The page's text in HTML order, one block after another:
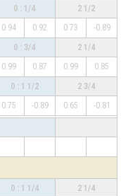
0 : 1/4
2 1/2
0.94
0.92 0.73 -0.89
0 : 3/4
2 1/4
0.99
0.87 0.99 0.85
0 : 1 1/2
2 3/4
0.75
-0.89 0.65 -0.81
x
0 : 1 1/4
2 1/4